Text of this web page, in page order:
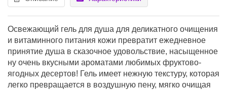
Освежающий гель для душа для деликатного очищения
и витаминного питания кожи превратит ежедневное
принятие душа в сказочное удовольствие, насыщенное
ну очень вкусными ароматами любимых фруктово-
ягодных десертов! Гель имеет нежную текстуру, которая
легко превращается в воздушную пену, мягко очищая